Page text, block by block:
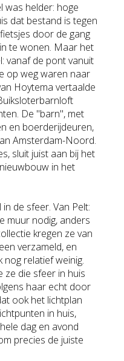
was helder: hoge
dat bestand is tegen
door de gang
te wonen. Maar het
vanaf de pont vanuit
op weg waren naar
Hoytema vertaalde
De "barn", met
en boerderijdeuren,
Amsterdam-Noord.
sluit juist aan bij het
in het
de sfeer. Van Pelt:
muur nodig, anders
kregen ze van
verzameld, en
nog relatief weinig.
ze die sfeer in huis
haar echt door
ook het lichtplan
in huis,
dag en avond
precies de juiste